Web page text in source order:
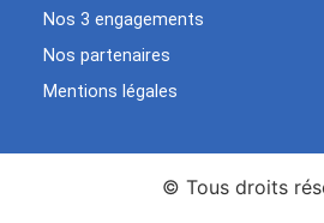
Nos 3 engagements
Nos partenaires
Mentions légales
© Tous droits